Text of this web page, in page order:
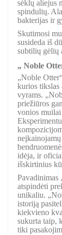
sėklų aliejus
spindulių.
bakterijas ir
Skutimosi
susideda iš
subtilių gėlių
„ Noble
„Noble
kurios
vyrams.
priežiūros
vonios muilai
idėja, ir
išskirtinius
Pavadinimas
atspindėti
unikaliu.
istoriją
kiekvieno
sukurta taip,
tiki